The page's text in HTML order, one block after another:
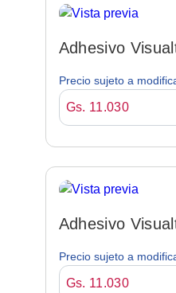
Adhesivo
Precio sujeto a
Gs. 11.030
Adhesivo
Azul Osc Por
Precio sujeto a
Gs. 11.030